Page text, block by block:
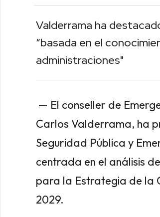
Valderrama ha
“basada en el
administraciones"
— El conseller de
Carlos Valderrama, ha
Seguridad Pública y
centrada en el análisis
para la Estrategia de la
2029.